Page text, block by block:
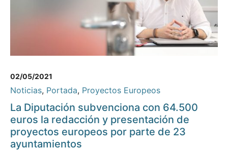
02/05/2021
Noticias, Portada, Proyectos Europeos
La Diputación subvenciona con 64.500
euros la redacción y presentación de
proyectos europeos por parte de 23
ayuntamientos